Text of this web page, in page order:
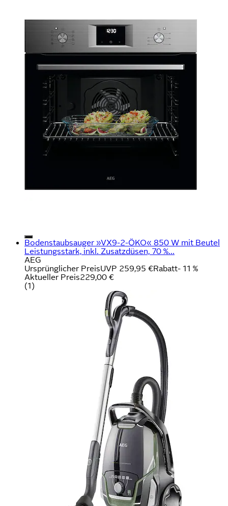
Bodenstaubsauger »VX9-2-ÖKO« 850 W mit Beutel
Leistungsstark, inkl. Zusatzdüsen, 70 %...
AEG
Ursprünglicher PreisUVP 259,95 €Rabatt- 11 %
Aktueller Preis229,00 €
(1)